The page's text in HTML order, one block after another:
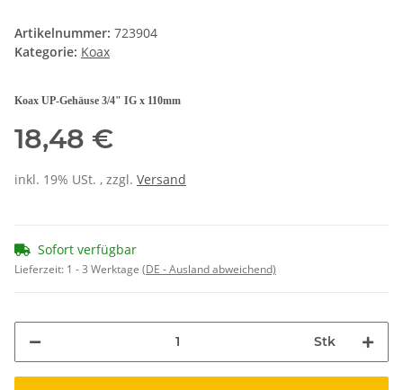
Artikelnummer: 723904
Kategorie: Koax
Koax UP-Gehäuse 3/4" IG x 110mm
18,48 €
inkl. 19% USt. , zzgl. Versand
Sofort verfügbar
Lieferzeit: 1 - 3 Werktage (DE - Ausland abweichend)
Stk